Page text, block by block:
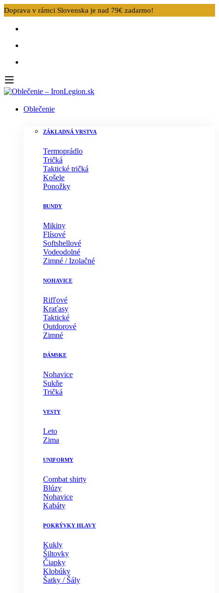
Doprava v rámci Slovenska je nad 79€ zadarmo!
Oblečenie
ZÁKLADNÁ VRSTVA
Termoprádlo
Tričká
Taktické tričká
Košele
Ponožky
BUNDY
Mikiny
Flísové
Softshellové
Vodeodolné
Zimné / Izolačné
NOHAVICE
Rifľové
Kraťasy
Taktické
Outdorové
Zimné
DÁMSKE
Nohavice
Sukňe
Tričká
VESTY
Leto
Zima
UNIFORMY
Combat shirty
Blúzy
Nohavice
Kabáty
POKRÝVKY HLAVY
Kukly
Šiltovky
Čiapky
Klobúky
Šatky / Šály